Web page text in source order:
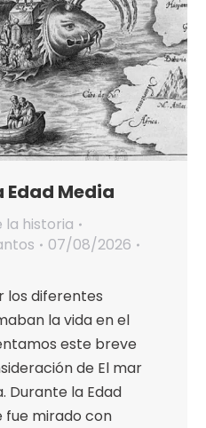
Edad Media
la historia
07/08/2026
los diferentes
la vida en el
este breve
de El mar
Durante la Edad
fue mirado con